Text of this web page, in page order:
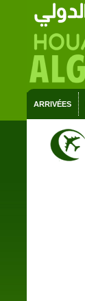
ARRIVÉES